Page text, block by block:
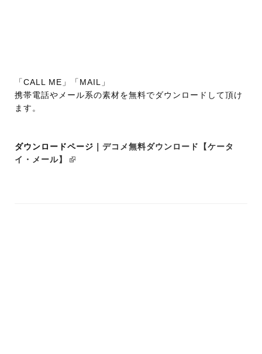
「CALL ME」「MAIL」
携帯電話やメール系の素材を無料でダウンロードして頂け
ます。
ダウンロードページ｜ デコメ無料ダウンロード【ケータ
イ・メール】